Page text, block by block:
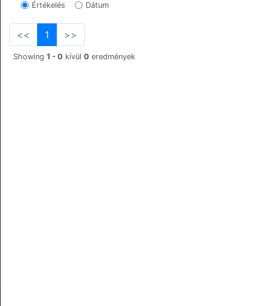
Értékelés
Dátum
<< 1 >>
Showing 1 - 0 kívül 0 eredmények